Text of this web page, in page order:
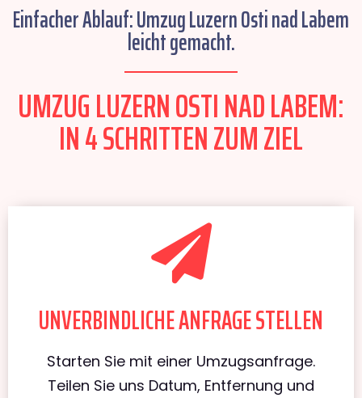
Einfacher Ablauf: Umzug Luzern Osti nad Labem
leicht gemacht.
UMZUG LUZERN OSTI NAD LABEM:
IN 4 SCHRITTEN ZUM ZIEL
UNVERBINDLICHE ANFRAGE STELLEN
Starten Sie mit einer Umzugsanfrage.
Teilen Sie uns Datum, Entfernung und